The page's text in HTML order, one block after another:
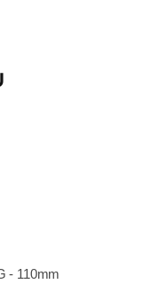
- 110mm